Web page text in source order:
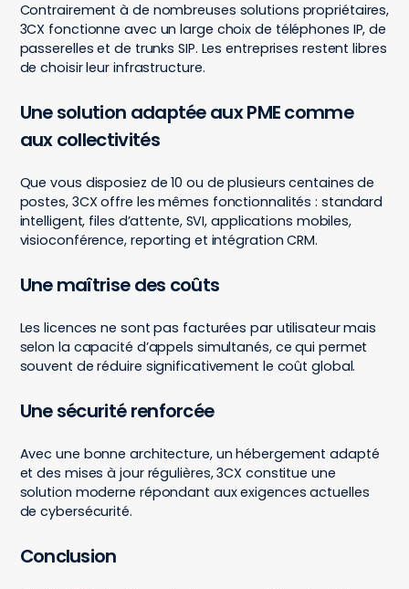
Contrairement à de nombreuses solutions propriétaires,
3CX fonctionne avec un large choix de téléphones IP, de
passerelles et de trunks SIP. Les entreprises restent libres
de choisir leur infrastructure.
Une solution adaptée aux PME comme
aux collectivités
Que vous disposiez de 10 ou de plusieurs centaines de
postes, 3CX offre les mêmes fonctionnalités : standard
intelligent, files d’attente, SVI, applications mobiles,
visioconférence, reporting et intégration CRM.
Une maîtrise des coûts
Les licences ne sont pas facturées par utilisateur mais
selon la capacité d’appels simultanés, ce qui permet
souvent de réduire significativement le coût global.
Une sécurité renforcée
Avec une bonne architecture, un hébergement adapté
et des mises à jour régulières, 3CX constitue une
solution moderne répondant aux exigences actuelles
de cybersécurité.
Conclusion